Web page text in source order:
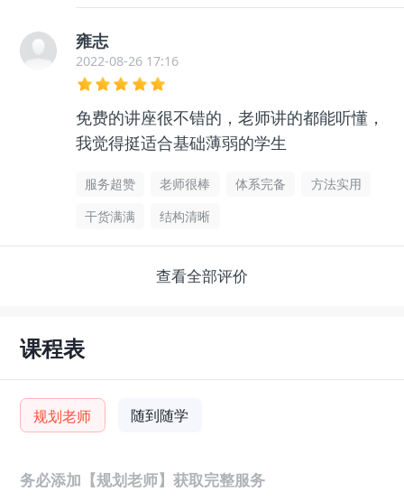
雍志
2022-08-26 17:16
免费的讲座很不错的，老师讲的都能听懂，
我觉得挺适合基础薄弱的学生
服务超赞 老师很棒 体系完备
方法实用
干货满满
结构清晰
查看全部评价
课程表
规划老师 随到随学
务必添加【规划老师】获取完整服务